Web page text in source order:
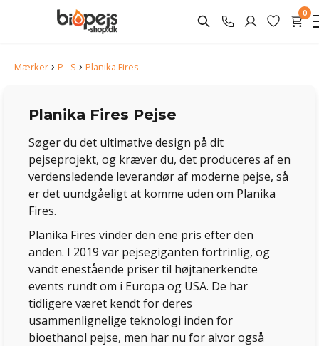
0
Mærker › P - S › Planika Fires
Planika Fires Pejse
Søger du det ultimative design på dit
pejseprojekt, og kræver du, det produceres af en
verdensledende leverandør af moderne pejse, så
er det uundgåeligt at komme uden om Planika
Fires.
Planika Fires vinder den ene pris efter den
anden. I 2019 var pejsegiganten fortrinlig, og
vandt enestående priser til højtanerkendte
events rundt om i Europa og USA. De har
tidligere været kendt for deres
usammenlignelige teknologi inden for
bioethanol pejse, men har nu for alvor også